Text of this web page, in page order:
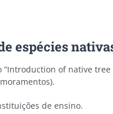
espécies
of native
de ensino.